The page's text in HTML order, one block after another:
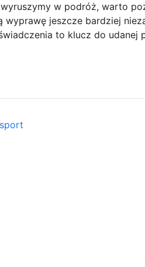
w podróż, warto
jeszcze bardziej
to klucz do udanej